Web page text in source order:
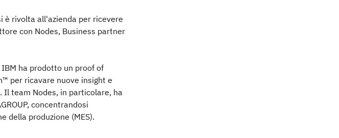
è rivolta all'azienda per ricevere
con Nodes, Business partner
IBM ha prodotto un proof of
per ricavare nuove insight e
team Nodes, in particolare, ha
concentrandosi
della produzione (MES).